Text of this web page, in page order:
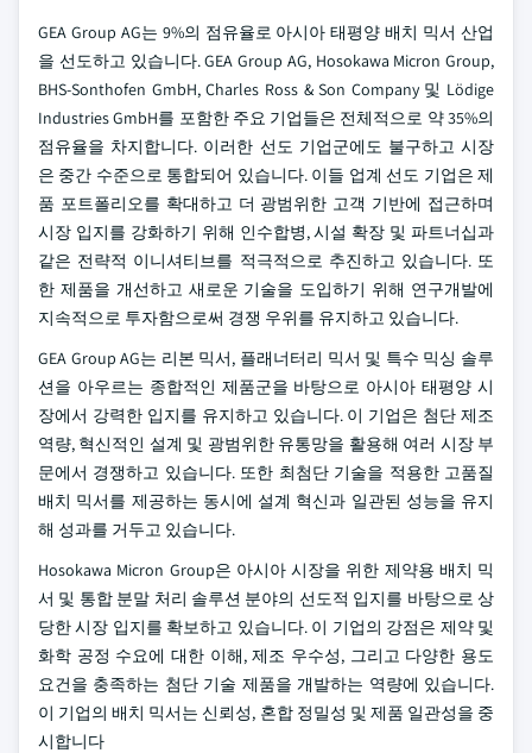
GEA Group AG는 9%의 점유율로 아시아 태평양 배치 믹서 산업
을 선도하고 있습니다. GEA Group AG, Hosokawa Micron Group,
BHS-Sonthofen GmbH, Charles Ross & Son Company 및 Lödige
Industries GmbH를 포함한 주요 기업들은 전체적으로 약 35%의
점유율을 차지합니다. 이러한 선도 기업군에도 불구하고 시장
은 중간 수준으로 통합되어 있습니다. 이들 업계 선도 기업은 제
품 포트폴리오를 확대하고 더 광범위한 고객 기반에 접근하며
시장 입지를 강화하기 위해 인수합병, 시설 확장 및 파트너십과
같은 전략적 이니셔티브를 적극적으로 추진하고 있습니다. 또
한 제품을 개선하고 새로운 기술을 도입하기 위해 연구개발에
지속적으로 투자함으로써 경쟁 우위를 유지하고 있습니다.
GEA Group AG는 리본 믹서, 플래너터리 믹서 및 특수 믹싱 솔루
션을 아우르는 종합적인 제품군을 바탕으로 아시아 태평양 시
장에서 강력한 입지를 유지하고 있습니다. 이 기업은 첨단 제조
역량, 혁신적인 설계 및 광범위한 유통망을 활용해 여러 시장 부
문에서 경쟁하고 있습니다. 또한 최첨단 기술을 적용한 고품질
배치 믹서를 제공하는 동시에 설계 혁신과 일관된 성능을 유지
해 성과를 거두고 있습니다.
Hosokawa Micron Group은 아시아 시장을 위한 제약용 배치 믹
서 및 통합 분말 처리 솔루션 분야의 선도적 입지를 바탕으로 상
당한 시장 입지를 확보하고 있습니다. 이 기업의 강점은 제약 및
화학 공정 수요에 대한 이해, 제조 우수성, 그리고 다양한 용도
요건을 충족하는 첨단 기술 제품을 개발하는 역량에 있습니다.
이 기업의 배치 믹서는 신뢰성, 혼합 정밀성 및 제품 일관성을 중
시합니다